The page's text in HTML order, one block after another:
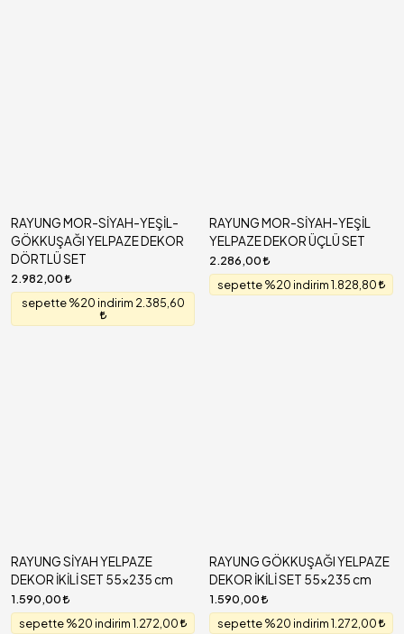
RAYUNG MOR-SİYAH-YEŞİL-
GÖKKUŞAĞI YELPAZE DEKOR
DÖRTLÜ SET
2.982,00
sepette %20 indirim 2.385,60
RAYUNG MOR-SİYAH-YEŞİL
YELPAZE DEKOR ÜÇLÜ SET
2.286,00
sepette %20 indirim 1.828,80
RAYUNG SİYAH YELPAZE
DEKOR İKİLİ SET 55x235 cm
1.590,00
sepette %20 indirim 1.272,00
RAYUNG GÖKKUŞAĞI YELPAZE
DEKOR İKİLİ SET 55x235 cm
1.590,00
sepette %20 indirim 1.272,00